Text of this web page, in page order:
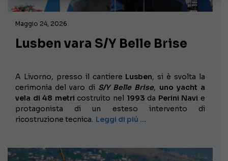
Maggio 24, 2026
Lusben vara S/Y Belle Brise
A Livorno, presso il cantiere Lusben, si è svolta la
cerimonia del varo di S/Y Belle Brise, uno yacht a
vela di 48 metri costruito nel 1993 da Perini Navi e
protagonista di un esteso intervento di
ricostruzione tecnica. Leggi di piú …